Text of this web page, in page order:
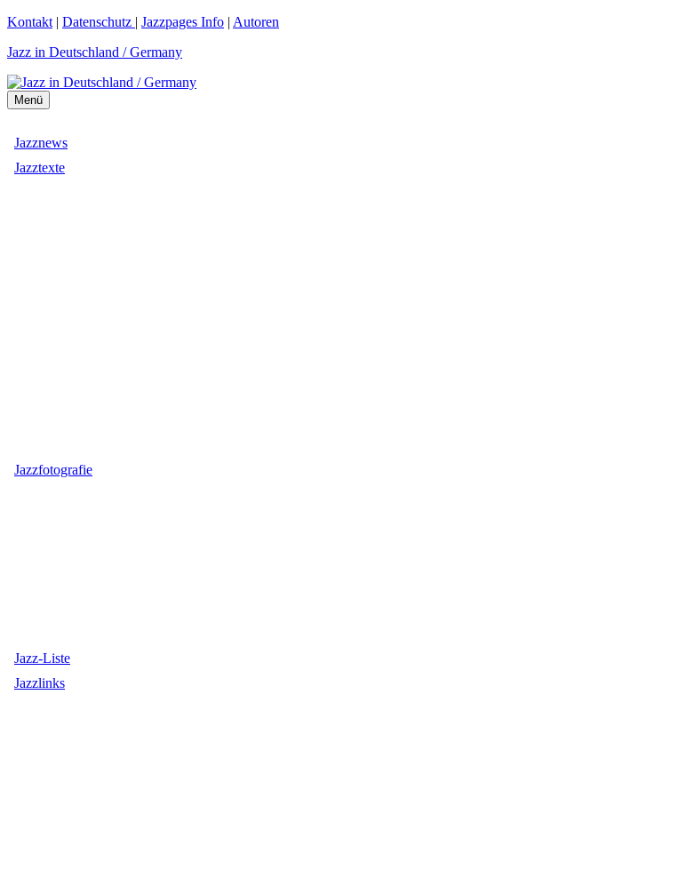
Zum
springen
Kontakt | Datenschutz | Jazzpages Info | Autoren
Jazz in Deutschland / Germany
Menü
Jazznews
Jazztexte
Jazzfotografie
Jazz-Liste
Jazzlinks